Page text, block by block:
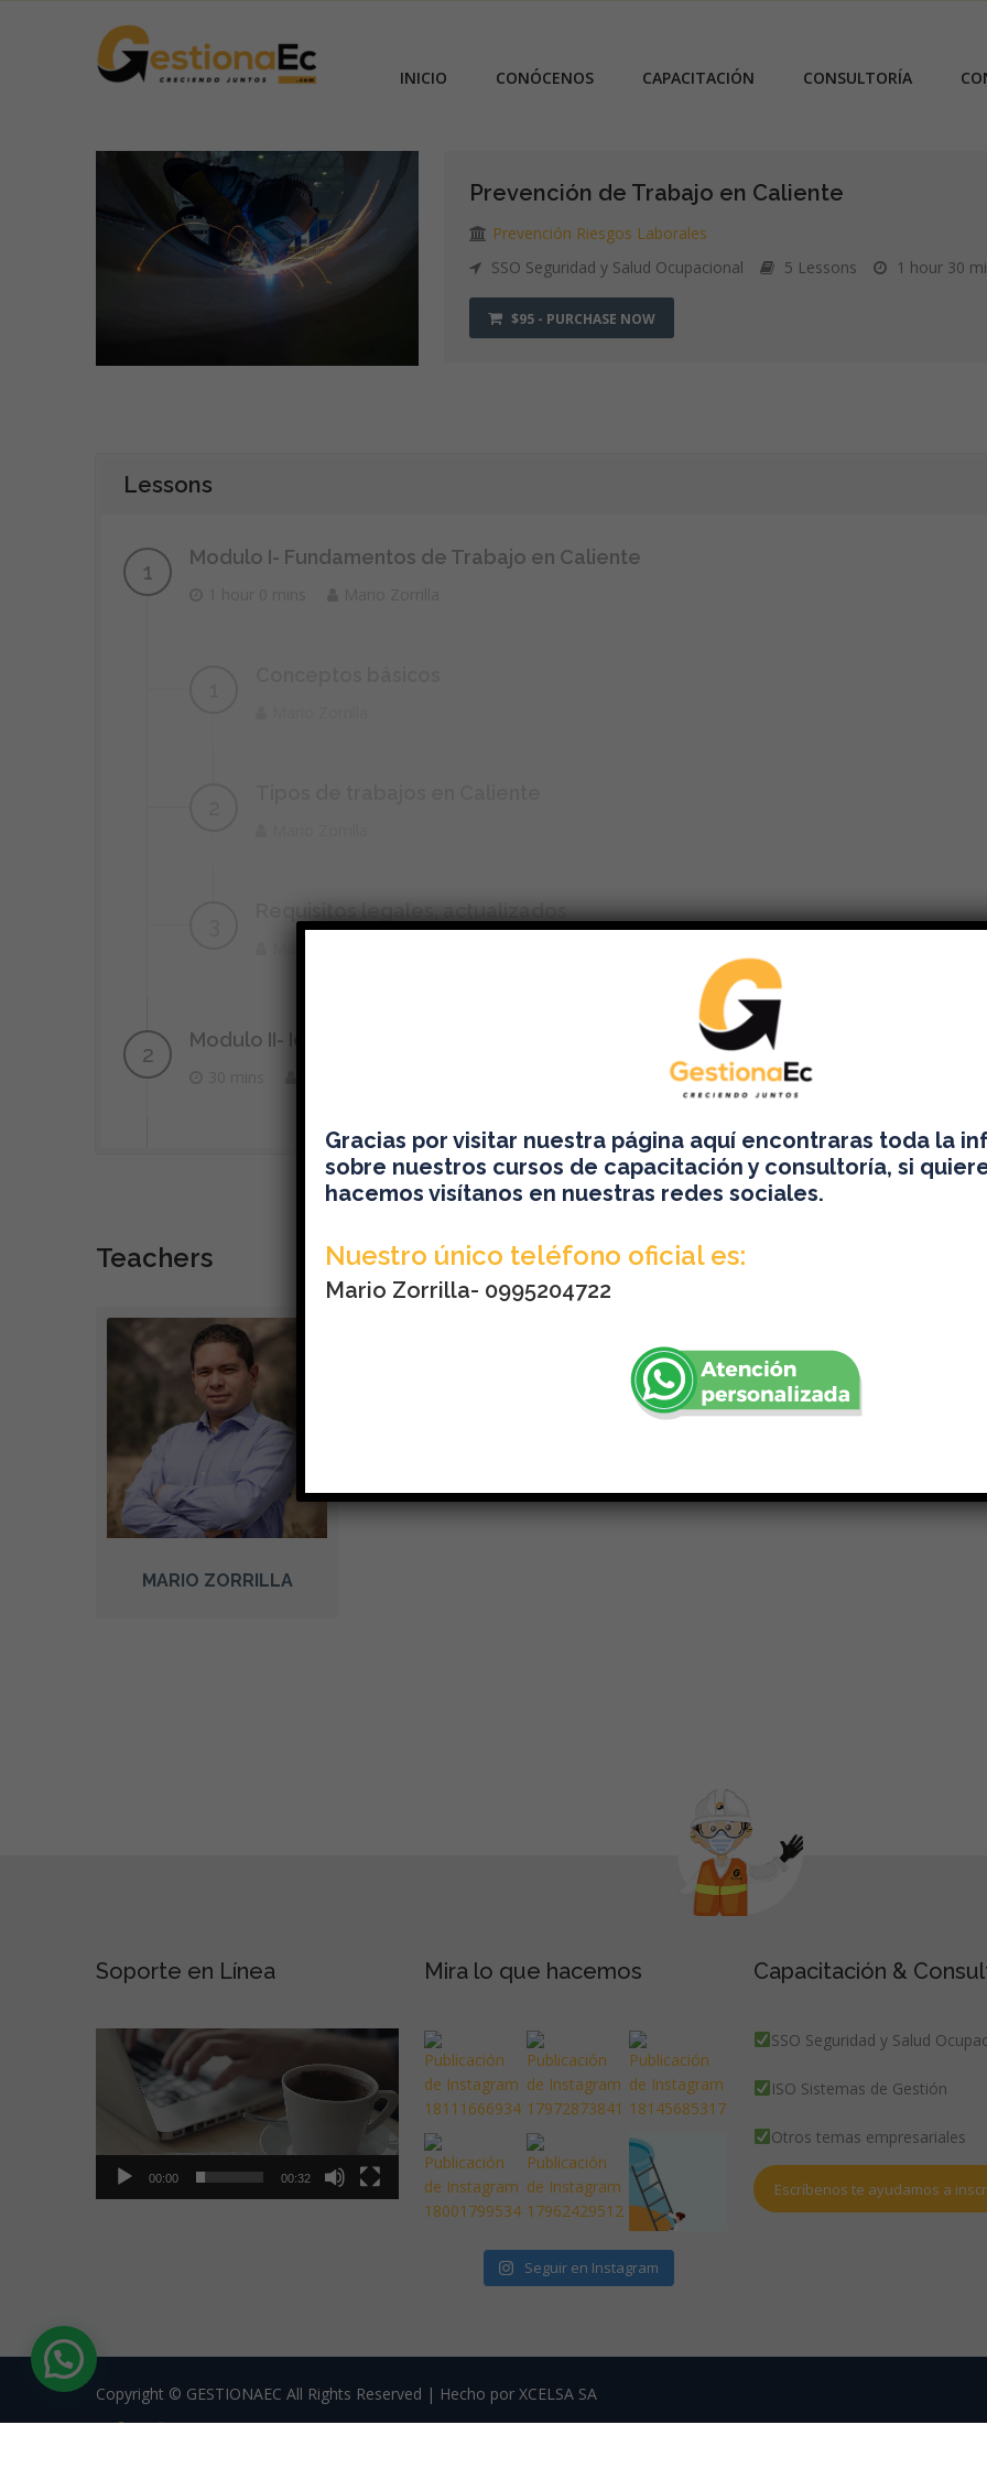
INICIO CONÓCENOS CAPACITACIÓN CONSULTORÍA
Prevención de Trabajo en Caliente
Prevención Riesgos Laborales
SSO Seguridad y Salud Ocupacional
5 Lessons 1 hour 30
$95 - PURCHASE NOW
Lessons
Modulo I- Fundamentos de Trabajo en Caliente
Requisitos legales, actualizados
Modulo II- Identificación y evaluación en los Peligros y riesgos asociados
Teachers
MARIO ZORRILLA
Soporte en Línea
Reproductor
00:00 00:32
Mira lo que hacemos
Seguir en Instagram
Capacitación &
SSO Seguridad y Salud
ISO Sistemas de Gestión
Otros temas empresariales
Escríbenos te ayudamos a
Copyright © GESTIONAEC All Rights Reserved | Hecho por XCELSA SA
Gracias por visitar nuestra página aquí encontraras toda la
sobre nuestros cursos de capacitación y consultoría, si
hacemos visítanos en nuestras redes sociales.
Nuestro único teléfono oficial es:
Mario Zorrilla- 0995204722